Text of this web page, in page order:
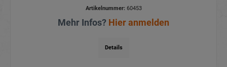
Artikelnummer:60453
Mehr Infos? Hier anmelden
Details